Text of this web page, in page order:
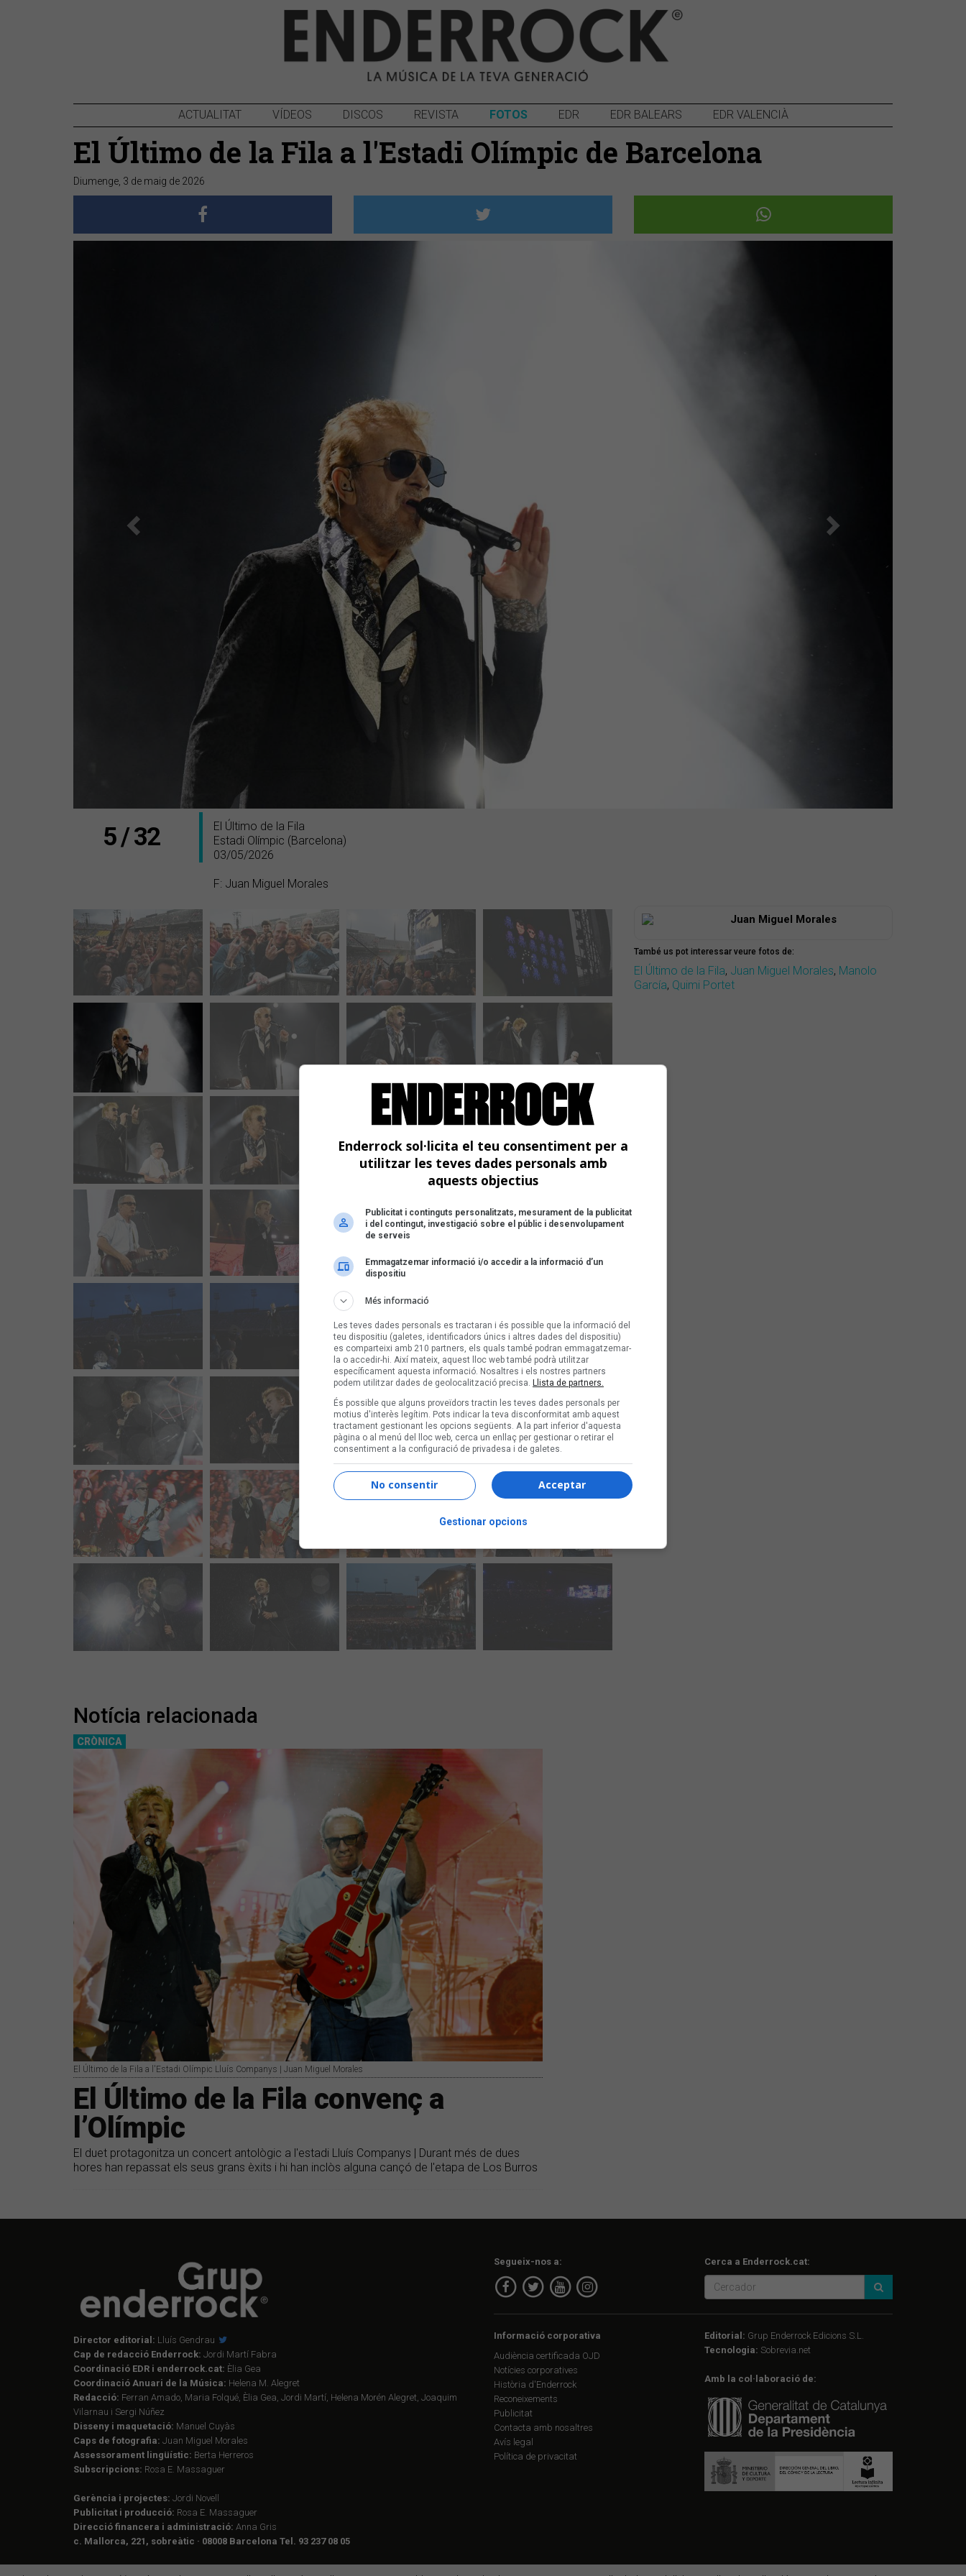
ACTUALITAT VÍDEOS DISCOS REVISTA FOTOS EDR EDR BALEARS EDR VALENCIÀ
El Último de la Fila a l'Estadi Olímpic de Barcelona
Diumenge, 3 de maig de 2026
5 / 32
El Último de la Fila
Estadi Olímpic (Barcelona)
03/05/2026
F: Juan Miguel Morales
Juan Miguel Morales
També us pot interessar veure fotos de:
El Último de la Fila, Juan Miguel Morales, Manolo
García, Quimi Portet
Notícia relacionada
CRÒNICA
El Último de la Fila a l'Estadi Olímpic Lluís Companys | Juan Miguel Morales
El Último de la Fila convenç a
l’Olímpic
El duet protagonitza un concert antològic a l'estadi Lluís Companys | Durant més de dues
hores han repassat els seus grans èxits i hi han inclòs alguna cançó de l'etapa de Los Burros
Director editorial: Lluís Gendrau
Cap de redacció Enderrock: Jordi Martí Fabra
Coordinació EDR i enderrock.cat: Èlia Gea
Coordinació Anuari de la Música: Helena M. Alegret
Redacció: Ferran Amado, Maria Folqué, Èlia Gea, Jordi Martí, Helena Morén Alegret, Joaquim
Vilarnau i Sergi Núñez
Disseny i maquetació: Manuel Cuyàs
Caps de fotografia: Juan Miguel Morales
Assessorament lingüístic: Berta Herreros
Subscripcions: Rosa E. Massaguer
Gerència i projectes: Jordi Novell
Publicitat i producció: Rosa E. Massaguer
Direcció financera i administració: Anna Gris
c. Mallorca, 221, sobreàtic · 08008 Barcelona Tel. 93 237 08 05
Segueix-nos a: Cerca a Enderrock.cat:
Informació corporativa
Audiència certificada OJD
Notícies corporatives
Història d'Enderrock
Reconeixements
Publicitat
Contacta amb nosaltres
Avís legal
Política de privacitat
Editorial: Grup Enderrock Edicions S.L.
Tecnologia: Sobrevia.net
Amb la col·laboració de:
Enderrock sol·licita el teu consentiment per a
utilitzar les teves dades personals amb
aquests objectius
Publicitat i continguts personalitzats, mesurament de la publicitat
i del contingut, investigació sobre el públic i desenvolupament
de serveis
Emmagatzemar informació i/o accedir a la informació d’un
dispositiu
Més informació
Les teves dades personals es tractaran i és possible que la informació del
teu dispositiu (galetes, identificadors únics i altres dades del dispositiu)
es comparteixi amb 210 partners, els quals també podran emmagatzemar-
la o accedir-hi. Així mateix, aquest lloc web també podrà utilitzar
específicament aquesta informació. Nosaltres i els nostres partners
podem utilitzar dades de geolocalització precisa. Llista de partners.
És possible que alguns proveïdors tractin les teves dades personals per
motius d'interès legítim. Pots indicar la teva disconformitat amb aquest
tractament gestionant les opcions següents. A la part inferior d'aquesta
pàgina o al menú del lloc web, cerca un enllaç per gestionar o retirar el
consentiment a la configuració de privadesa i de galetes.
Acceptar
No consentir
Gestionar opcions